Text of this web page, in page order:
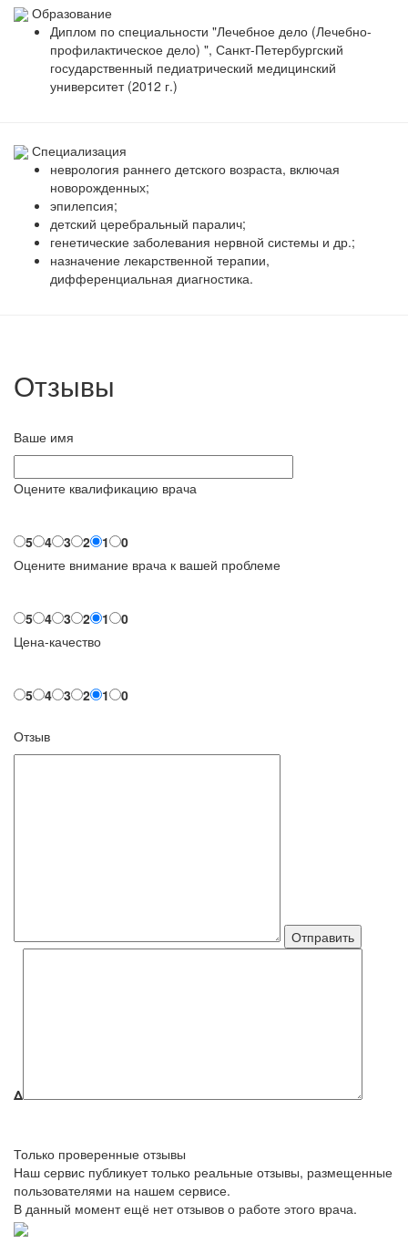
Образование
Диплом по специальности "Лечебное дело (Лечебно-
профилактическое дело) ", Санкт-Петербургский
государственный педиатрический медицинский
университет (2012 г.)
Специализация
неврология раннего детского возраста, включая
новорожденных;
эпилепсия;
детский церебральный паралич;
генетические заболевания нервной системы и др.;
назначение лекарственной терапии,
дифференциальная диагностика.
Отзывы
Ваше имя
Оцените квалификацию врача
5 4 3 2 1
0
Оцените внимание врача к вашей проблеме
5 4 3 2 1
0
Цена-качество
5 4 3 2 1 0
Отзыв
Δ
Только проверенные отзывы
Наш сервис публикует только реальные отзывы, размещенные
пользователями на нашем сервисе.
В данный момент ещё нет отзывов о работе этого врача.